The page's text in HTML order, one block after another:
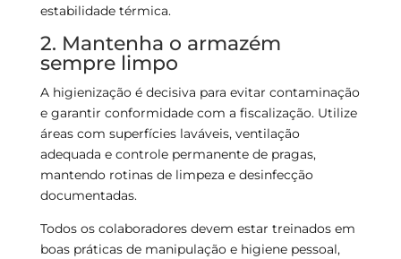
estabilidade térmica.
2. Mantenha o armazém
sempre limpo
A higienização é decisiva para evitar contaminação
e garantir conformidade com a fiscalização. Utilize
áreas com superfícies laváveis, ventilação
adequada e controle permanente de pragas,
mantendo rotinas de limpeza e desinfecção
documentadas.
Todos os colaboradores devem estar treinados em
boas práticas de manipulação e higiene pessoal,